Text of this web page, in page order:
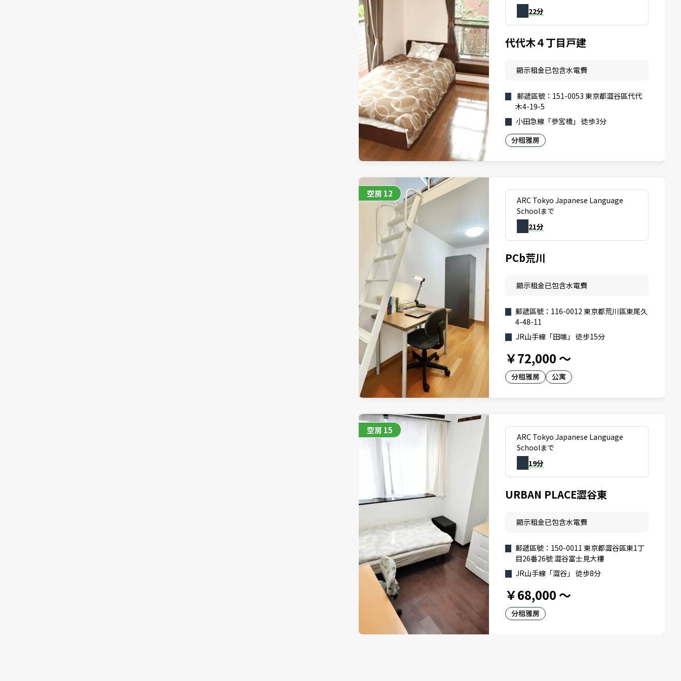
22分
代代木４丁目戸建
顯示租金已包含水電費
郵遞區號：151-0053 東京都澀谷區代代
木4-19-5
小田急線「參宮橋」 徒歩3分
分租雅房
空房12
ARC Tokyo Japanese Language
Schoolまで
21分
PCb荒川
顯示租金已包含水電費
郵遞區號：116-0012 東京都荒川區東尾久
4-48-11
JR山手線「田端」 徒步15分
￥72,000 ～
分租雅房 公寓
空房15
ARC Tokyo Japanese Language
Schoolまで
19分
URBAN PLACE澀谷東
顯示租金已包含水電費
郵遞區號：150-0011 東京都澀谷區東1丁
目26番26號 澀谷富士見大樓
JR山手線「澀谷」 徒歩8分
￥68,000 ～
分租雅房